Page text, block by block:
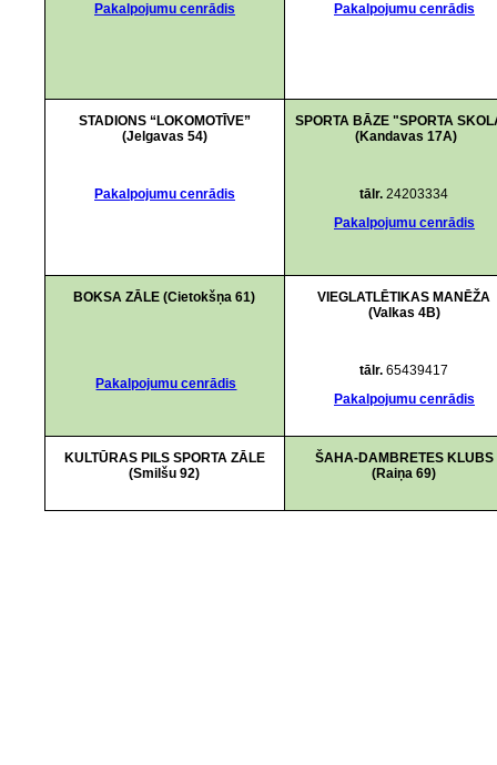
Pakalpojumu cenrādis
Pakalpojumu cenrādis
STADIONS “LOKOMOTĪVE”
(Jelgavas 54)
Pakalpojumu cenrādis
SPORTA BĀZE "SPORTA
(Kandavas 17A)
tālr.24203334
Pakalpojumu cenrādis
BOKSA ZĀLE (Cietokšņa 61)
Pakalpojumu cenrādis
VIEGLATLĒTIKAS MANĒŽA
(Valkas 4B)
tālr. 65439417
Pakalpojumu cenrādis
KULTŪRAS PILS SPORTA ZĀLE
(Smilšu 92)
ŠAHA-DAMBRETES KLUBS
(Raiņa 69)